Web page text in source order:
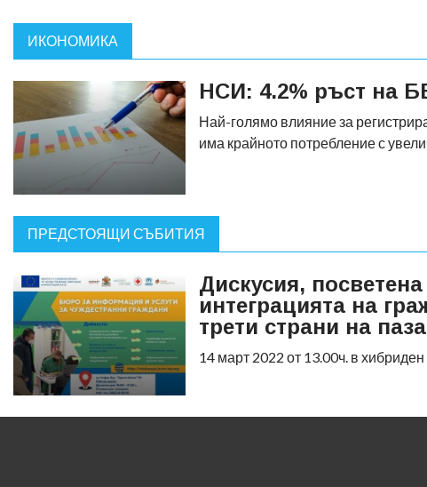
ИКОНОМИКА
НСИ: 4.2% ръст на
Най-голямо влияние за
има крайното потребление с
ПРЕДСТОЯЩИ СЪБИТИЯ
Дискусия,
интеграцията на
трети страни на
14 март 2022 от 13.00ч. в